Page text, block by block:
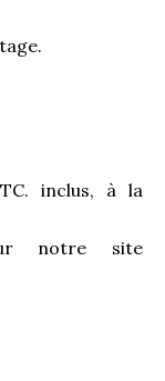
inclus, à la
notre site